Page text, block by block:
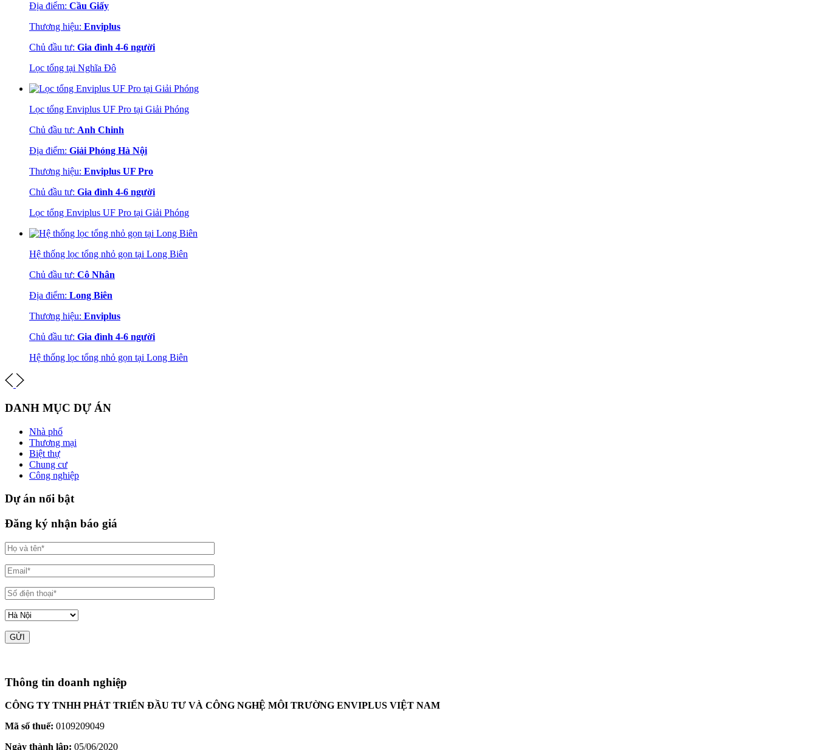
Địa điểm: Cầu Giấy
Thương hiệu: Enviplus
Chủ đầu tư: Gia đình 4-6 người
Lọc tổng tại Nghĩa Đô
Lọc tổng Enviplus UF Pro tại Giải Phóng
Chủ đầu tư: Anh Chinh
Địa điểm: Giải Phóng Hà Nội
Thương hiệu: Enviplus UF Pro
Chủ đầu tư: Gia đình 4-6 người
Lọc tổng Enviplus UF Pro tại Giải Phóng
Hệ thống lọc tổng nhỏ gọn tại Long Biên
Chủ đầu tư: Cô Nhân
Địa điểm: Long Biên
Thương hiệu: Enviplus
Chủ đầu tư: Gia đình 4-6 người
Hệ thống lọc tổng nhỏ gọn tại Long Biên
DANH MỤC DỰ ÁN
Nhà phố
Thương mại
Biệt thự
Chung cư
Công nghiệp
Dự án nổi bật
Đăng ký nhận báo giá
Thông tin doanh nghiệp
CÔNG TY TNHH PHÁT TRIỂN ĐẦU TƯ VÀ CÔNG NGHỆ MÔI TRƯỜNG ENVIPLUS VIỆT NAM
Mã số thuế: 0109209049
Ngày thành lập: 05/06/2020